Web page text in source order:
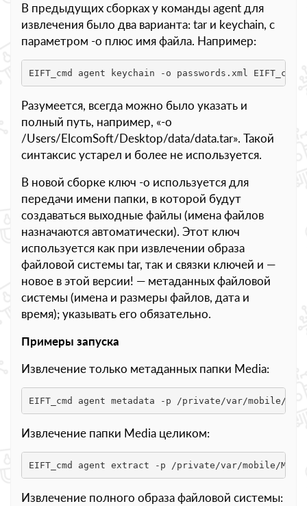
В предыдущих сборках у команды agent для
извлечения было два варианта: tar и keychain, с
параметром -o плюс имя файла. Например:
EIFT_cmd agent keychain -o passwords.xml
Разумеется, всегда можно было указать и
полный путь, например, «-o
/Users/ElcomSoft/Desktop/data/data.tar». Такой
синтаксис устарел и более не используется.
В новой сборке ключ -o используется для
передачи имени папки, в которой будут
создаваться выходные файлы (имена файлов
назначаются автоматически). Этот ключ
используется как при извлечении образа
файловой системы tar, так и связки ключей и —
новое в этой версии! — метаданных файловой
системы (имена и размеры файлов, дата и
время); указывать его обязательно.
Примеры запуска
Извлечение только метаданных папки Media:
EIFT_cmd agent metadata -p /private/var/mobile/
Извлечение папки Media целиком:
EIFT_cmd agent extract -p /private/var/mobile/
Извлечение полного образа файловой системы: